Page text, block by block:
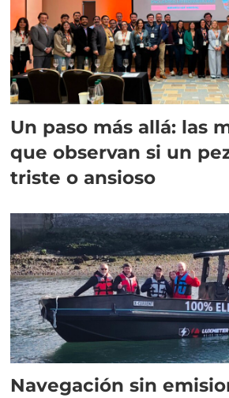
Un paso más allá: las
que observan si un
triste o ansioso
Navegación sin